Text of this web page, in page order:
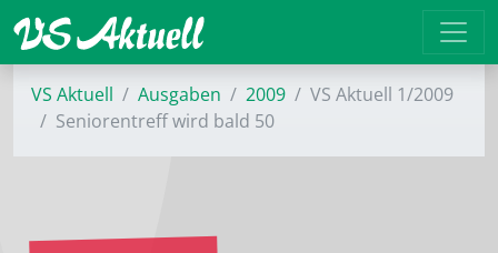
VS Aktuell Ausgaben 2009
VS Aktuell 1/2009
Seniorentreff wird bald 50